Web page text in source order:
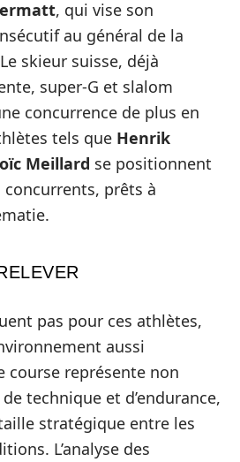
, qui vise son
au général de la
skieur suisse, déjà
super-G et slalom
concurrence de plus en
tels que Henrik
Meillard se positionnent
prêts à
pas pour ces athlètes,
aussi
course représente non
technique et d’endurance,
stratégique entre les
L’analyse des